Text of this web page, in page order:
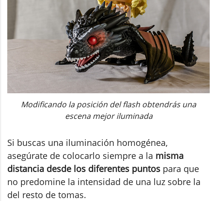
Modificando la posición del flash obtendrás una
escena mejor iluminada
Si buscas una iluminación homogénea,
asegúrate de colocarlo siempre a la misma
distancia desde los diferentes puntos para que
no predomine la intensidad de una luz sobre la
del resto de tomas.